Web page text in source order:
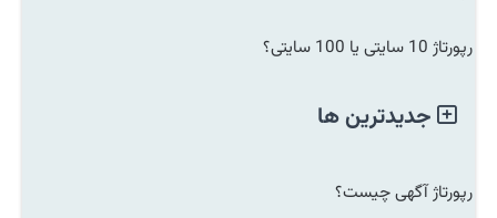
رپورتاژ 10 سایتی یا 100 سایتی؟
جدیدترین ها
رپورتاژ آگهی چیست؟